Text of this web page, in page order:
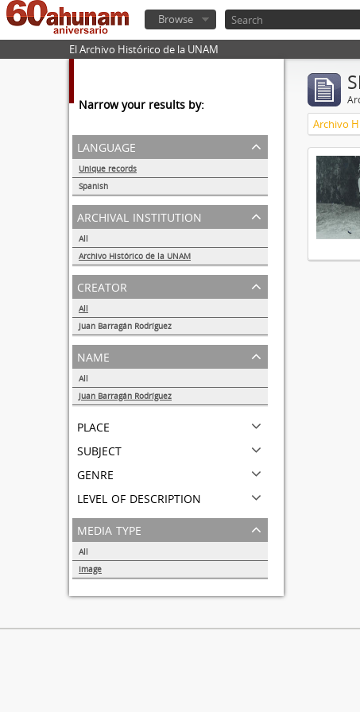
Browse
El Archivo Histórico de la UNAM
Narrow your results by:
language
Unique records
Spanish
1
archival institution
All
Archivo Histórico de la UNAM
1
creator
All
Juan Barragán Rodríguez
1
name
All
Juan Barragán Rodríguez
place
subject
genre
level of description
media type
All
Image
Archivo